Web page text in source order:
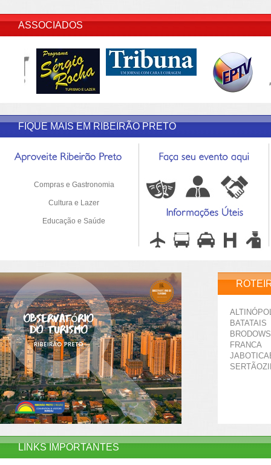
ASSOCIADOS
FIQUE MAIS EM RIBEIRÃO PRETO
Compras e Gastronomia
Cultura e Lazer
Educação e Saúde
BATATAIS
FRANCA
LINKS IMPORTANTES